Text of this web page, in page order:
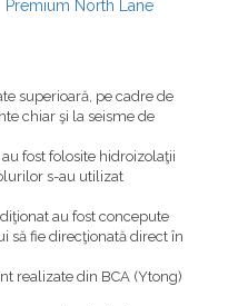
Premium North Lane
superioară, pe cadre de
chiar şi la seisme de
fost folosite hidroizolaţii
s-au utilizat
au fost concepute
să fie direcţionată direct în
realizate din BCA (Ytong)